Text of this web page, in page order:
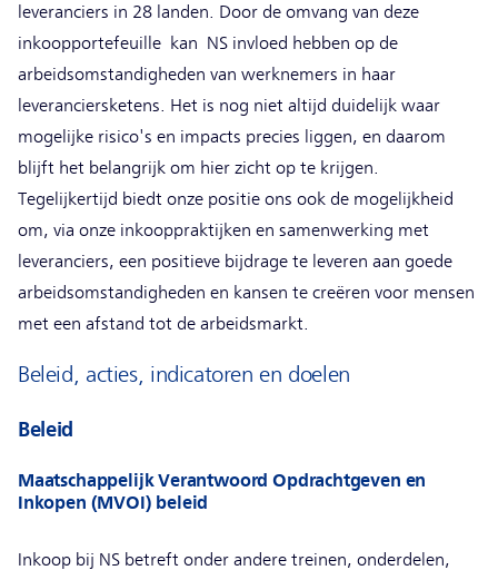
leveranciers in 28 landen. Door de omvang van deze
inkoopportefeuille kan NS invloed hebben op de
arbeidsomstandigheden van werknemers in haar
leveranciersketens. Het is nog niet altijd duidelijk waar
mogelijke risico's en impacts precies liggen, en daarom
blijft het belangrijk om hier zicht op te krijgen.
Tegelijkertijd biedt onze positie ons ook de mogelijkheid
om, via onze inkooppraktijken en samenwerking met
leveranciers, een positieve bijdrage te leveren aan goede
arbeidsomstandigheden en kansen te creëren voor mensen
met een afstand tot de arbeidsmarkt.
Beleid, acties, indicatoren en doelen
Beleid
Maatschappelijk Verantwoord Opdrachtgeven en
Inkopen (MVOI) beleid
Inkoop bij NS betreft onder andere treinen, onderdelen,